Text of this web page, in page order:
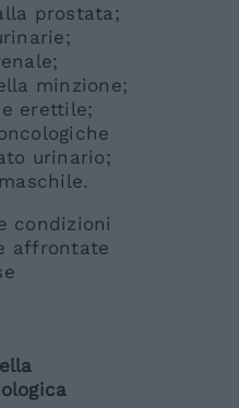
prostata;
minzione;
erettile;
urinario;
condizioni
affrontate